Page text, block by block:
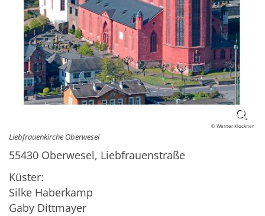
© Werner Klockner
Liebfrauenkirche Oberwesel
55430 Oberwesel, Liebfrauenstraße
Küster:
Silke Haberkamp
Gaby Dittmayer